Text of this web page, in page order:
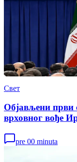
Свет
Објављени први
врховног вође
pre 00 minuta